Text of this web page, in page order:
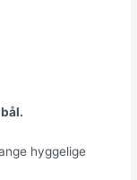
hyggelige